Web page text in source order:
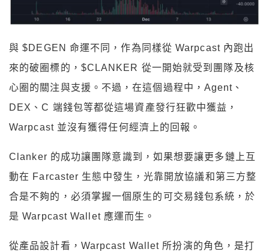
與 $DEGEN 命運不同，作為同樣從 Warpcast 內跑出
來的破圈標的，$CLANKER 從一開始就受到團隊及核
心圈的關注與支援。不過，在這個過程中，Agent、
DEX、C 端錢包等都從這場資產發行狂歡中獲益，
Warpcast 並沒有獲得任何經濟上的回報。
Clanker 的成功讓團隊意識到，如果想要讓更多鏈上互
動在 Farcaster 生態中發生，光靠開放協議和第三方整
合是不夠的，必須掌握一個原生的可交易錢包系統，於
是 Warpcast Wallet 應運而生。
從產品設計看，Warpcast Wallet 所扮演的角色，是打